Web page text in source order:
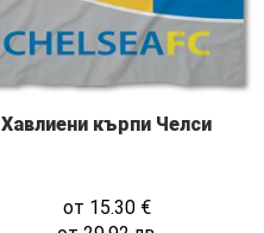
Хавлиени кърпи Челси
от 15.30 €